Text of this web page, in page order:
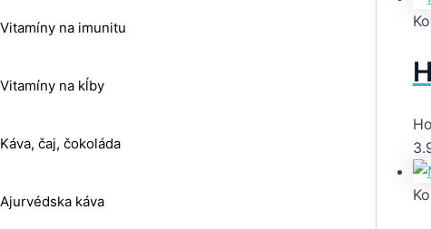
Vitamíny na imunitu
Vitamíny na kĺby
Káva, čaj, čokoláda
Ajurvédska káva